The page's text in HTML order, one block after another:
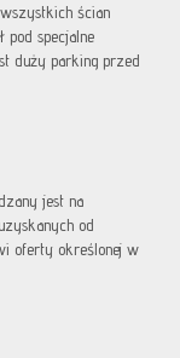
ścian
pod specjalne
duży parking przed
jest na
od
oferty określonej w